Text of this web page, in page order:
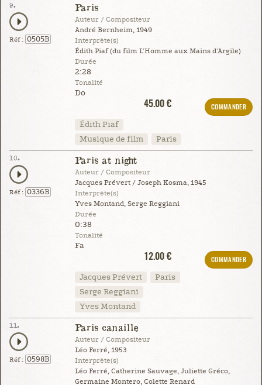
9.
Réf : 0505B
Paris
Auteur / Compositeur
André Bernheim, 1949
Interprète(s)
Édith Piaf (du film L'Homme aux Mains d'Argile)
Durée
2:28
Tonalité
Do
45.00 €
COMMANDER
Édith Piaf
Musique de film
Paris
10.
Réf : 0336B
Paris at night
Auteur / Compositeur
Jacques Prévert / Joseph Kosma, 1945
Interprète(s)
Yves Montand, Serge Reggiani
Durée
0:38
Tonalité
Fa
12.00 €
COMMANDER
Jacques Prévert
Paris
Serge Reggiani
Yves Montand
11.
Réf : 0598B
Paris canaille
Auteur / Compositeur
Léo Ferré, 1953
Interprète(s)
Léo Ferré, Catherine Sauvage, Juliette Gréco,
Germaine Montero, Colette Renard